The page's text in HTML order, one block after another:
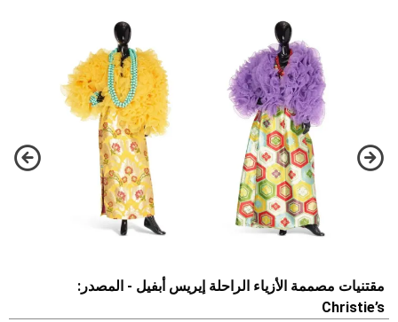
مقتنيات مصممة الأزياء الراحلة إيريس أبفيل - المصدر:
Christie’s